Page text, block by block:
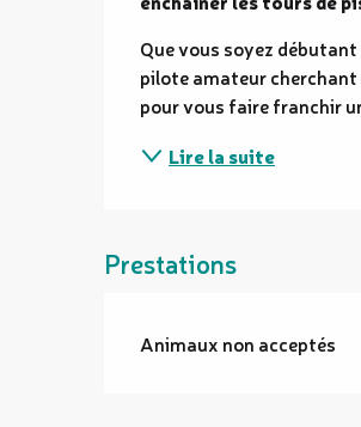
Que vous soyez
pilote amateur cherchant
pour vous faire franchir
Lire la suite
Prestations
Animaux non acceptés